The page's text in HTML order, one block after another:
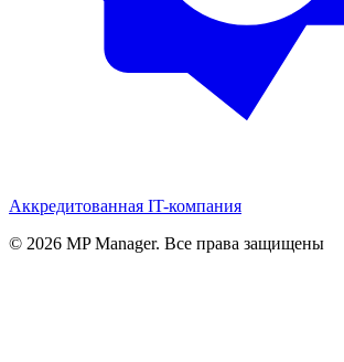
Аккредитованная IT-компания
© 2026 MP Manager. Все права защищены